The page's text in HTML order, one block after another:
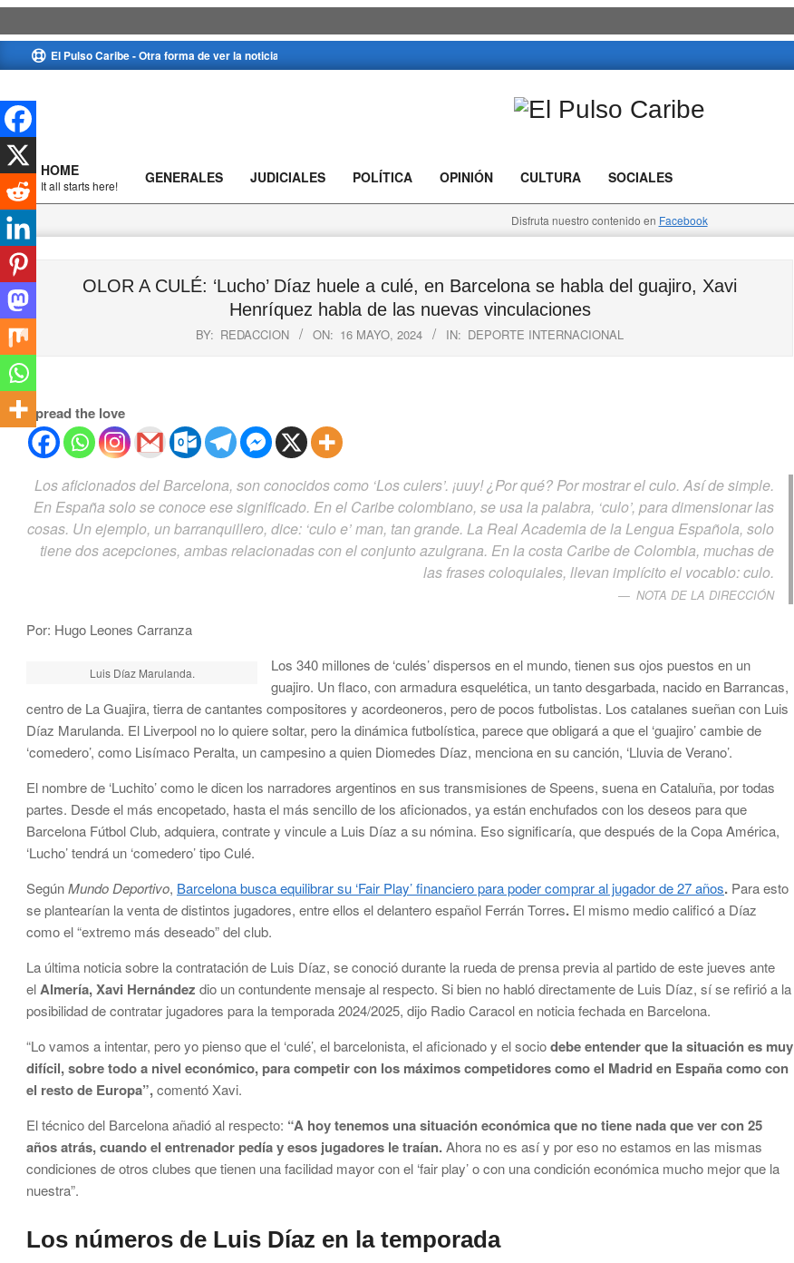
to
El Pulso Caribe - Otra forma de ver la noticia
Caribe
Primary
Navigation
Menu
HOME
It all starts here! GENERALES JUDICIALES POLÍTICA OPINIÓN CULTURA SOCIALES
Disfruta nuestro contenido en Facebook
OLOR A CULÉ: ‘Lucho’ Díaz huele a culé, en Barcelona se habla del guajiro, Xavi
Henríquez habla de las nuevas vinculaciones
BY: REDACCION ON: 16 MAYO, 2024 IN: DEPORTE INTERNACIONAL
Spread the love
Los aficionados del Barcelona, son conocidos como ‘Los culers’. ¡uuy! ¿Por qué? Por mostrar el culo. Así de simple.
En España solo se conoce ese significado. En el Caribe colombiano, se usa la palabra, ‘culo’, para dimensionar las
cosas. Un ejemplo, un barranquillero, dice: ‘culo e’ man, tan grande. La Real Academia de la Lengua Española, solo
tiene dos acepciones, ambas relacionadas con el conjunto azulgrana. En la costa Caribe de Colombia, muchas de
las frases coloquiales, llevan implícito el vocablo: culo.
NOTA DE LA DIRECCIÓN
Por: Hugo Leones Carranza
Luis Díaz Marulanda.
Los 340 millones de ‘culés’ dispersos en el mundo, tienen sus ojos puestos en un
guajiro. Un flaco, con armadura esquelética, un tanto desgarbada, nacido en Barrancas,
centro de La Guajira, tierra de cantantes compositores y acordeoneros, pero de pocos futbolistas. Los catalanes sueñan con Luis
Díaz Marulanda. El Liverpool no lo quiere soltar, pero la dinámica futbolística, parece que obligará a que el ‘guajiro’ cambie de
‘comedero’, como Lisímaco Peralta, un campesino a quien Diomedes Díaz, menciona en su canción, ‘Lluvia de Verano’.
El nombre de ‘Luchito’ como le dicen los narradores argentinos en sus transmisiones de Speens, suena en Cataluña, por todas
partes. Desde el más encopetado, hasta el más sencillo de los aficionados, ya están enchufados con los deseos para que
Barcelona Fútbol Club, adquiera, contrate y vincule a Luis Díaz a su nómina. Eso significaría, que después de la Copa América,
‘Lucho’ tendrá un ‘comedero’ tipo Culé.
SegúnMundo Deportivo, Barcelona busca equilibrar su ‘Fair Play’ financiero para poder comprar al jugador de 27 años. Para esto
se plantearían la venta de distintos jugadores, entre ellos el delantero español Ferrán Torres. El mismo medio calificó a Díaz
como el “extremo más deseado” del club.
La última noticia sobre la contratación de Luis Díaz, se conoció durante la rueda de prensa previa al partido de este jueves ante
elAlmería, Xavi Hernández dio un contundente mensaje al respecto. Si bien no habló directamente de Luis Díaz, sí se refirió a la
posibilidad de contratar jugadores para la temporada 2024/2025, dijo Radio Caracol en noticia fechada en Barcelona.
“Lo vamos a intentar, pero yo pienso que el ‘culé’, el barcelonista, el aficionado y el sociodebe entender que la situación es muy
difícil, sobre todo a nivel económico, para competir con los máximos competidores como el Madrid en España como con
el resto de Europa”,comentó Xavi.
El técnico del Barcelona añadió al respecto: “A hoy tenemos una situación económica que no tiene nada que ver con 25
años atrás, cuando el entrenador pedía y esos jugadores le traían.Ahora no es así y por eso no estamos en las mismas
condiciones de otros clubes que tienen una facilidad mayor con el ‘fair play’ o con una condición económica mucho mejor que la
nuestra”.
Los números de Luis Díaz en la temporada